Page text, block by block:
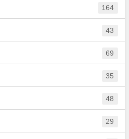
164
43
69
35
48
29